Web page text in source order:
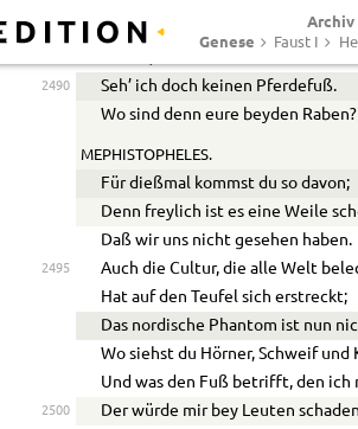
Archiv
Genese
Faust I
DIE HEXE.
2490
Seh’ ich doch keinen Pferdefuß.
Wo sind denn eure beyden Raben?
MEPHISTOPHELES.
Für dießmal kommst du so davon;
Denn freylich ist es eine Weile
Daß wir uns nicht gesehen haben.
2495
Auch die Cultur, die alle Welt
Hat auf den Teufel sich erstreckt;
Das nordische Phantom ist nun
Wo siehst du Hörner, Schweif und
Und was den Fuß betrifft, den ich
2500
Der würde mir bey Leuten